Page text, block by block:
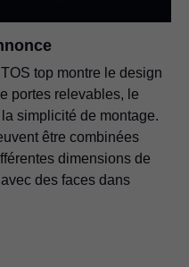
top montre le design
portes relevables, le
simplicité de montage.
être combinées
dimensions de
des faces dans